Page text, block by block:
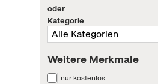
oder
Kategorie
Weitere Merkmale
nur kostenlos